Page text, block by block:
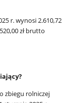
r. wynosi 2.610,72
zł brutto
zbiegu rolniczej